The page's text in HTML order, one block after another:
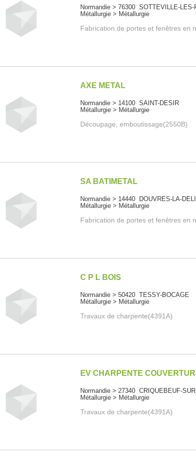
Normandie > 76300 SOTTEVILLE-LES-
Métallurgie > Métallurgie
Fabrication de portes et fenêtres en
AXE METAL
Normandie > 14100 SAINT-DESIR
Métallurgie > Métallurgie
Découpage, emboutissage(2550B)
SA BATIMETAL
Normandie > 14440 DOUVRES-LA-
Métallurgie > Métallurgie
Fabrication de portes et fenêtres en
C P L BOIS
Normandie > 50420 TESSY-BOCAGE
Métallurgie > Métallurgie
Travaux de charpente(4391A)
EV CHARPENTE
Normandie > 27340 CRIQUEBEUF-
Métallurgie > Métallurgie
Travaux de charpente(4391A)